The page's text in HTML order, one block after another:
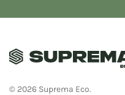
© 2026 Suprema Eco.